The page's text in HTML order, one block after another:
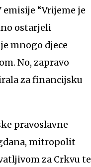
“Vrijeme je
ostarjeli
mnogo djece
No, zapravo
za financijsku
pravoslavne
mitropolit
za Crkvu te